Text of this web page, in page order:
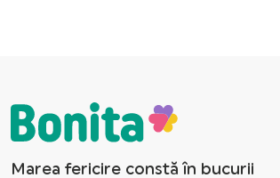
Marea fericire constă în bucurii